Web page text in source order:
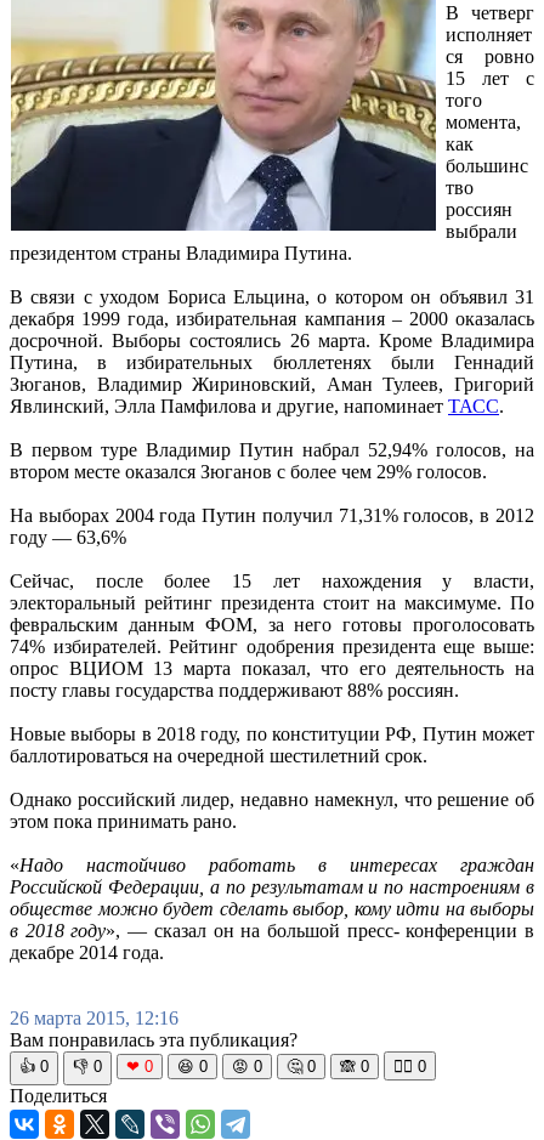
В четверг
исполняет
ся ровно
15 лет с
того
момента,
как
большинс
тво
россиян
выбрали
президентом страны Владимира Путина.
В связи с уходом Бориса Ельцина, о котором он объявил 31
декабря 1999 года, избирательная кампания – 2000 оказалась
досрочной. Выборы состоялись 26 марта. Кроме Владимира
Путина, в избирательных бюллетенях были Геннадий
Зюганов, Владимир Жириновский, Аман Тулеев, Григорий
Явлинский, Элла Памфилова и другие, напоминает ТАСС.
В первом туре Владимир Путин набрал 52,94% голосов, на
втором месте оказался Зюганов с более чем 29% голосов.
На выборах 2004 года Путин получил 71,31% голосов, в 2012
году — 63,6%
Сейчас, после более 15 лет нахождения у власти,
электоральный рейтинг президента стоит на максимуме. По
февральским данным ФОМ, за него готовы проголосовать
74% избирателей. Рейтинг одобрения президента еще выше:
опрос ВЦИОМ 13 марта показал, что его деятельность на
посту главы государства поддерживают 88% россиян.
Новые выборы в 2018 году, по конституции РФ, Путин может
баллотироваться на очередной шестилетний срок.
Однако российский лидер, недавно намекнул, что решение об
этом пока принимать рано.
«Надо настойчиво работать в интересах граждан
Российской Федерации, а по результатам и по настроениям в
обществе можно будет сделать выбор, кому идти на выборы
в 2018 году», — сказал он на большой пресс- конференции в
декабре 2014 года.
26 марта 2015, 12:16
Вам понравилась эта публикация?
👍 0 👎 0 ❤ 0 😆 0 😡 0 🤔 0 🙈 0 🧘‍♀️ 0
Поделиться